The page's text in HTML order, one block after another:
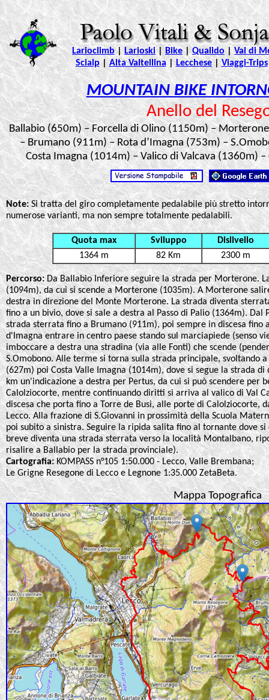
Larioclimb| Larioski| Bike|Qualido|Val di
Scialp|Alta Valtellina| Lecchese|Viaggi-Trips
MOUNTAIN BIKE
Anello del
Ballabio (650m) – Forcella di Olino (1150m) –
– Brumano (911m) – Rota d’Imagna (753m) –
Costa Imagna (1014m) – Valico di Valcava (1360m)
Note:Si tratta del giro completamente pedalabile più stretto
numerose varianti, ma non sempre totalmente pedalabili.
Quota max Sviluppo
Dislivello
1364 m
82 Km 2300 m
Percorso:Da Ballabio Inferiore seguire la strada per Morterone.
(1094m), da cui si scende a Morterone (1035m). A Morterone
destra in direzione del Monte Morterone. La strada diventa
fino a un bivio, dove si sale a destra al Passo di Palio (1364m). Dal
strada sterrata fino a Brumano (911m), poi sempre in discesa fino
d'Imagna entrare in centro paese stando sul marciapiede (senso
imboccare a destra una stradina (via alle Fonti) che scende
S.Omobono. Alle terme si torna sulla strada principale, svoltando
(627m) poi Costa Valle Imagna (1014m), dove si segue la strada
km un'indicazione a destra per Pertus, da cui si può scendere per
Calolziocorte, mentre continuando diritti si arriva al valico di Val
discesa che porta fino a Torre de Busi, alle porte di Calolziocorte,
Lecco. Alla frazione di S.Giovanni in prossimità della Scuola
poi subito a sinistra. Seguire la ripida salita fino al tornante dove
breve diventa una strada sterrata verso la località Montalbano,
risalire a Ballabio per la strada provinciale).
Cartografia:KOMPASS n°105 1:50.000 - Lecco, Valle Brembana;
Le Grigne Resegone di Lecco e Legnone 1:35.000 ZetaBeta.
Mappa Topografica